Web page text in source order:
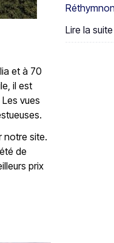
et à 70
il est
vues
notre site.
de
prix
de 500 m,
Lire la suite